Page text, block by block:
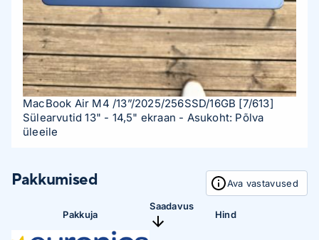
MacBook Air M4 /13”/2025/256SSD/16GB [7/613]
Sülearvutid 13" - 14,5" ekraan - Asukoht: Põlva
üleeile
Pakkumised Ava vastavused
Pakkuja
Saadavus
Hind